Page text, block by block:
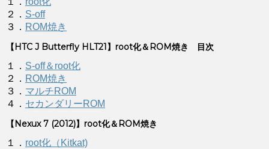
２． S-off
３． ROM焼き
【HTC J Butterfly HLT21】root化＆ROM焼き 目次
１． S-off＆root化
２． ROM焼き
３． マルチROM
４． セカンダリーROM
【Nexux 7 (2012)】root化＆ROM焼き
１． root化（Kitkat)